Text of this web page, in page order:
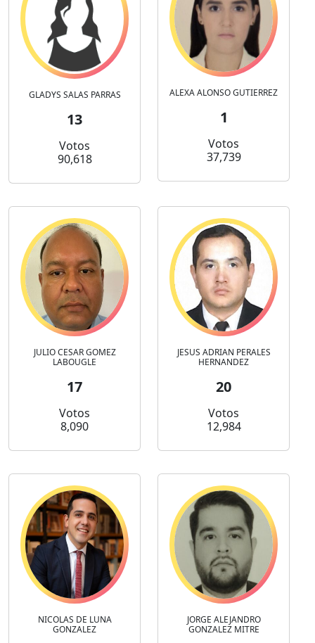
GLADYS SALAS PARRAS
13
Votos
90,618
ALEXA ALONSO GUTIERREZ
1
Votos
37,739
JULIO CESAR GOMEZ
LABOUGLE
17
Votos
8,090
JESUS ADRIAN PERALES
HERNANDEZ
20
Votos
12,984
NICOLAS DE LUNA
GONZALEZ
JORGE ALEJANDRO
GONZALEZ MITRE